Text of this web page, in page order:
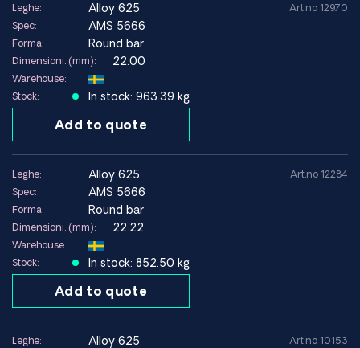
Leghe: alloy 625
Spec: AMS 5666
Forma: Round bar
Dimensioni. (mm): 22.00
Warehouse:
Stock:
In stock: 963.39 kg
Add to quote
Art.no 12970
Leghe: alloy 625
Spec: AMS 5666
Forma: Round bar
Dimensioni. (mm): 22.22
Warehouse:
Stock:
In stock: 852.50 kg
Add to quote
Art.no 12284
Leghe: alloy 625 Art.no 10153